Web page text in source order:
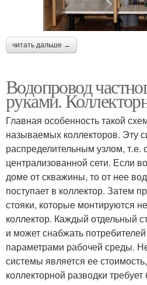
читать дальше →
Водопровод
руками.
Главная особенность такой
называемых коллекторов. Эту
распределительным узлом, т.е.
централизованной сети. Если
доме от скважины, то от нее
поступает в коллектор. Затем
стояки, которые монтируются
коллектор. Каждый отдельный
и может снабжать
параметрами рабочей среды.
системы является ее
коллекторной разводки